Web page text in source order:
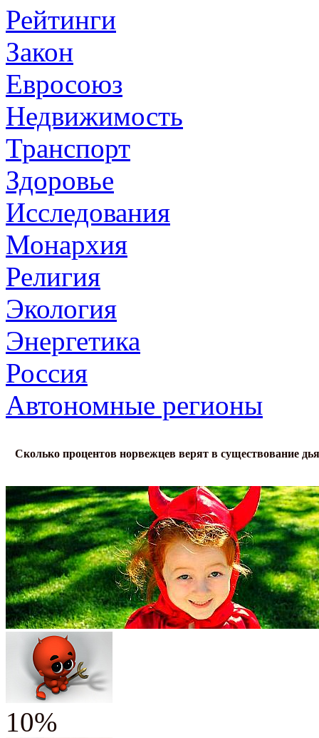
Рейтинги
Закон
Евросоюз
Недвижимость
Транспорт
Здоровье
Исследования
Монархия
Религия
Экология
Энергетика
Россия
Автономные регионы
Сколько процентов норвежцев верят в существование
10%